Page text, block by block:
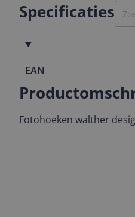
Specificaties
EAN
Fotohoeken walther